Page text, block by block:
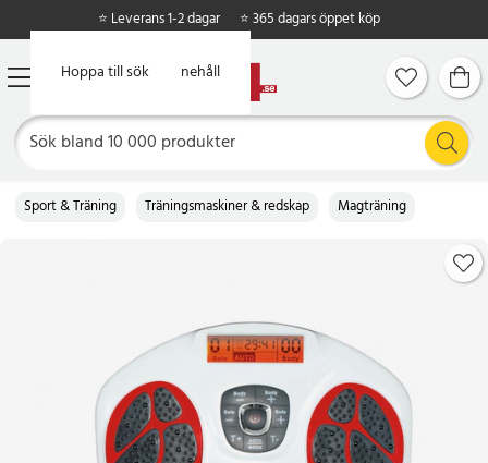
Hoppa till huvudinnehåll
Hoppa till sök
⭐ Leverans 1-2 dagar ⭐ 365 dagars öppet köp
Sport & Träning Träningsmaskiner & redskap Magträning